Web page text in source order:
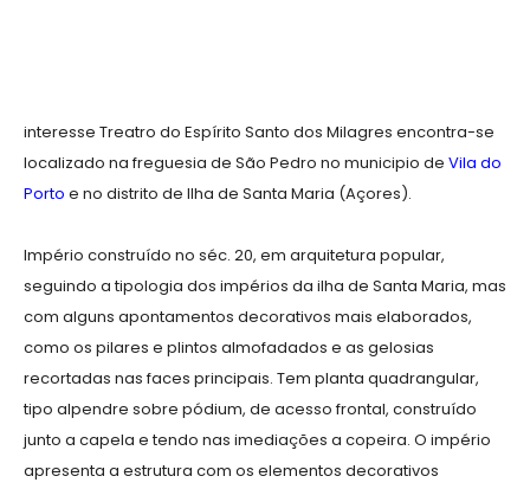
interesse Treatro do Espírito Santo dos Milagres encontra-se
localizado na freguesia de São Pedro no municipio de Vila do
Porto e no distrito de Ilha de Santa Maria (Açores).
Império construído no séc. 20, em arquitetura popular,
seguindo a tipologia dos impérios da ilha de Santa Maria, mas
com alguns apontamentos decorativos mais elaborados,
como os pilares e plintos almofadados e as gelosias
recortadas nas faces principais. Tem planta quadrangular,
tipo alpendre sobre pódium, de acesso frontal, construído
junto a capela e tendo nas imediações a copeira. O império
apresenta a estrutura com os elementos decorativos